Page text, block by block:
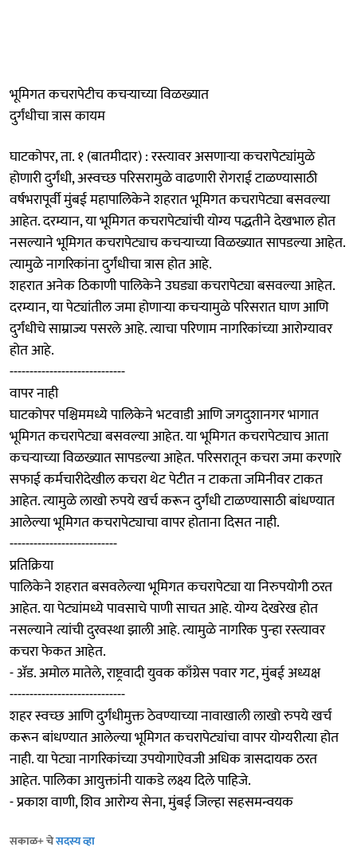
भूमिगत कचरापेटीच कचऱ्याच्या विळख्यात
दुर्गंधीचा त्रास कायम
घाटकोपर, ता. १ (बातमीदार) : रस्त्यावर असणाऱ्या कचरापेट्यांमुळे
होणारी दुर्गंधी, अस्वच्छ परिसरामुळे वाढणारी रोगराई टाळण्यासाठी
वर्षभरापूर्वी मुंबई महापालिकेने शहरात भूमिगत कचरापेट्या बसवल्या
आहेत. दरम्यान, या भूमिगत कचरापेट्यांची योग्य पद्धतीने देखभाल होत
नसल्याने भूमिगत कचरापेट्याच कचऱ्याच्या विळख्यात सापडल्या आहेत.
त्यामुळे नागरिकांना दुर्गंधीचा त्रास होत आहे.
शहरात अनेक ठिकाणी पालिकेने उघड्या कचरापेट्या बसवल्या आहेत.
दरम्यान, या पेट्यांतील जमा होणाऱ्या कचऱ्यामुळे परिसरात घाण आणि
दुर्गंधीचे साम्राज्य पसरले आहे. त्याचा परिणाम नागरिकांच्या आरोग्यावर
होत आहे.
-----------------------------
वापर नाही
घाटकोपर पश्चिममध्ये पालिकेने भटवाडी आणि जगदुशानगर भागात
भूमिगत कचरापेट्या बसवल्या आहेत. या भूमिगत कचरापेट्याच आता
कचऱ्याच्या विळख्यात सापडल्या आहेत. परिसरातून कचरा जमा करणारे
सफाई कर्मचारीदेखील कचरा थेट पेटीत न टाकता जमिनीवर टाकत
आहेत. त्यामुळे लाखो रुपये खर्च करून दुर्गंधी टाळण्यासाठी बांधण्यात
आलेल्या भूमिगत कचरापेट्याचा वापर होताना दिसत नाही.
---------------------------
प्रतिक्रिया
पालिकेने शहरात बसवलेल्या भूमिगत कचरापेट्या या निरुपयोगी ठरत
आहेत. या पेट्यांमध्ये पावसाचे पाणी साचत आहे. योग्य देखरेख होत
नसल्याने त्यांची दुरवस्था झाली आहे. त्यामुळे नागरिक पुन्हा रस्त्यावर
कचरा फेकत आहेत.
- ॲड. अमोल मातेले, राष्ट्रवादी युवक काँग्रेस पवार गट, मुंबई अध्यक्ष
-----------------------------
शहर स्वच्छ आणि दुर्गंधीमुक्त ठेवण्याच्या नावाखाली लाखो रुपये खर्च
करून बांधण्यात आलेल्या भूमिगत कचरापेट्यांचा वापर योग्यरीत्या होत
नाही. या पेट्या नागरिकांच्या उपयोगाऐवजी अधिक त्रासदायक ठरत
आहेत. पालिका आयुक्तांनी याकडे लक्ष्य दिले पाहिजे.
- प्रकाश वाणी, शिव आरोग्य सेना, मुंबई जिल्हा सहसमन्वयक
सकाळ+ चेसदस्य व्हा